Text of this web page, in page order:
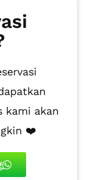
kami akan
❤️